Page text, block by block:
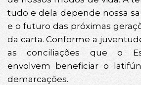
tudo e dela depende nossa
e o futuro das próximas
da carta. Conforme a
as conciliações que o
envolvem beneficiar o
demarcações.